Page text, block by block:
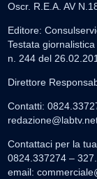
Oscr. R.E.A. AV
Editore:
Testata
n. 244 del
Direttore
Contatti:
Contattaci per la
0824.337274 –
email: